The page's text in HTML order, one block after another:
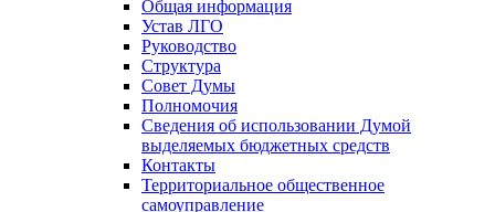
Общая информация
Устав ЛГО
Руководство
Структура
Совет Думы
Полномочия
Сведения об использовании Думой
выделяемых бюджетных средств
Контакты
Территориальное общественное
самоуправление